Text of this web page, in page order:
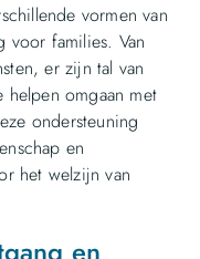
vormen van
voor families. Van
er zijn tal van
helpen omgaan met
ondersteuning
en
het welzijn van